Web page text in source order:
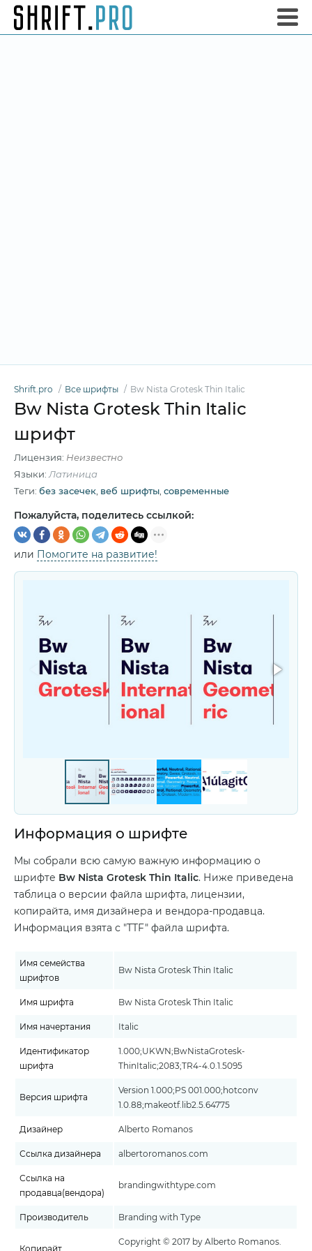
Shrift.pro Все шрифты Bw Nista Grotesk Thin Italic
Bw Nista Grotesk Thin Italic
шрифт
Лицензия: Неизвестно
Языки: Латиница
Теги: без засечек веб шрифты современные
Пожалуйста, поделитесь ссылкой:
или Помогите на развитие!
Информация о шрифте
Мы собрали всю самую важную информацию о
шрифте Bw Nista Grotesk Thin Italic. Ниже приведена
таблица о версии файла шрифта, лицензии,
копирайта, имя дизайнера и вендора-продавца.
Информация взята с "TTF" файла шрифта.
Имя семейства
шрифтов
Bw Nista Grotesk Thin Italic
Имя шрифта Bw Nista Grotesk Thin Italic
Имя начертания Italic
Идентификатор
шрифта
1.000;UKWN;BwNistaGrotesk-
ThinItalic;2083;TR4-4.0.1.5095
Версия шрифта
Version 1.000;PS 001.000;hotconv
1.0.88;makeotf.lib2.5.64775
Дизайнер Alberto Romanos
Ссылка дизайнера albertoromanos.com
Ссылка на
продавца(вендора)
brandingwithtype.com
Производитель Branding with Type
Копирайт
Copyright © 2017 by Alberto Romanos.